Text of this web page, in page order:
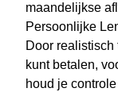
maandelijkse
Persoonlijke
Door
kunt betalen,
houd je